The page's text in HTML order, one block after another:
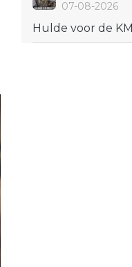
07-08-2026
Hulde voor de